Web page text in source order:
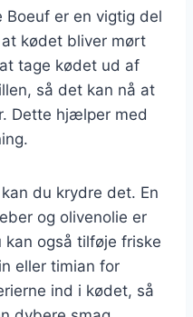
Boeuf er en vigtig del
kødet bliver mørt
tage kødet ud af
så det kan nå at
Dette hjælper med
du krydre det. En
og olivenolie er
også tilføje friske
eller timian for
ind i kødet, så